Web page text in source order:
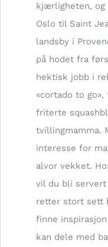
e
r
:
kjærligheten,
Oslo til Saint
landsby i
på hodet fra
hektisk jobb i
«cortado to
friterte
tvillingmamma.
interesse for
alvor vekket.
vil du bli servert
retter stort sett
finne
kan dele med